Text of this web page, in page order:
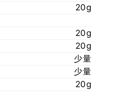
20g
20g
20g
少量
少量
20g